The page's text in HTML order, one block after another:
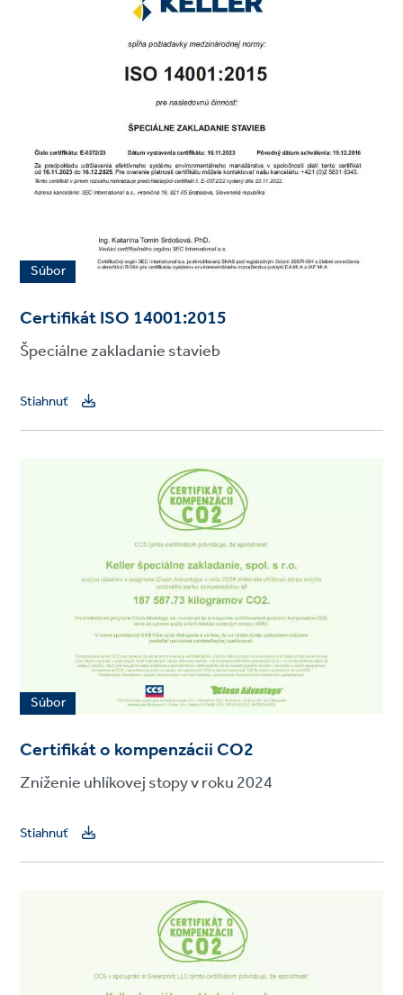
Súbor
Certifikát ISO 14001:2015
Špeciálne zakladanie stavieb
Stiahnuť
Súbor
Certifikát o kompenzácii CO2
Zníženie uhlíkovej stopy v roku 2024
Stiahnuť